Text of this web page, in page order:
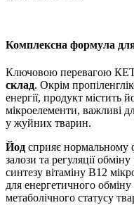
Комплексна формула
Ключовою перевагою
склад. Окрім
енергії, продукт містить
мікроелементи, важливі
у жуйних тварин.
Йод сприяє нормальному
залози та регуляції
синтезу вітаміну B12
для енергетичного
метаболічного статусу